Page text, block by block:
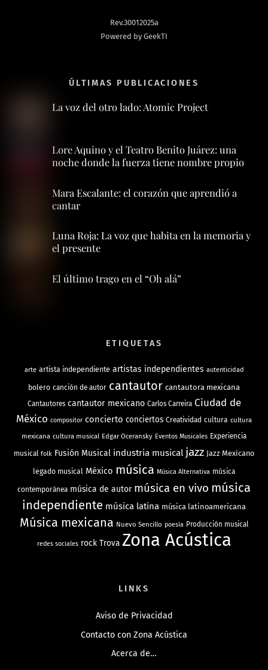
Rev.30012025a
Powered by GeekTI
ÚLTIMAS PUBLICACIONES
La voz del otro lado: Atomic Project
Lore Aquino y el Teatro Benito Juárez: una
noche donde la fuerza tiene nombre propio
Mara Escalante: el corazón que aprendió a
cantar
Luna Roja: La voz que habita en la memoria y
el presente
El último trago en el “Oh alá”
ETIQUETAS
arte artista independiente artistas independientes autenticidad
bolero canción de autor cantautor cantautora mexicana
Cantautores cantautor mexicano Carlos Carreira Ciudad de
México compositor concierto conciertos Creatividad cultura cultura
mexicana cultura musical Edgar Oceransky Eventos Musicales Experiencia
musical folk Fusión Musical industria musical jazz Jazz Mexicano
legado musical México música Música Alternativa música
contemporánea música de autor música en vivo música
independiente música latina música latinoamericana
Música mexicana Nuevo Sencillo poesía Producción musical
redes sociales rock Trova Zona Acústica
LINKS
Aviso de Privacidad
Contacto con Zona Acústica
Acerca de…